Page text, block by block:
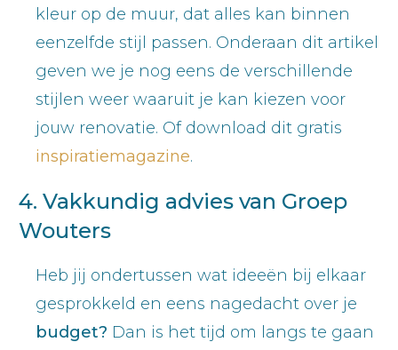
kleur op de muur, dat alles kan binnen
eenzelfde stijl passen. Onderaan dit artikel
geven we je nog eens de verschillende
stijlen weer waaruit je kan kiezen voor
jouw renovatie. Of download dit gratis
inspiratiemagazine.
4. Vakkundig advies van Groep
Wouters
Heb jij ondertussen wat ideeën bij elkaar
gesprokkeld en eens nagedacht over je
budget? Dan is het tijd om langs te gaan